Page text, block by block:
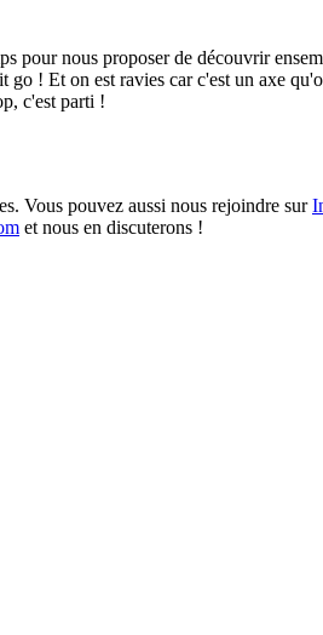
nous proposer de découvrir
! Et on est ravies car c'est un axe
c'est parti !
Vous pouvez aussi nous rejoindre sur
et nous en discuterons !